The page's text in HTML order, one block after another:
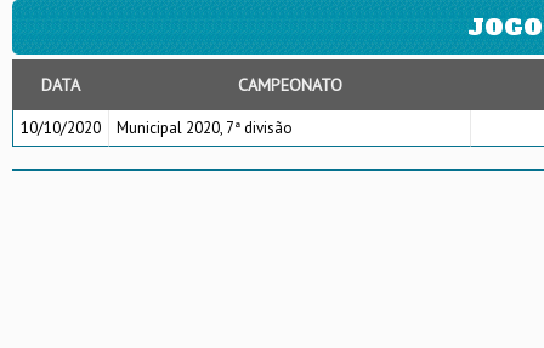
DATA CAMPEONATO
10/10/2020 Municipal 2020, 7ª divisão